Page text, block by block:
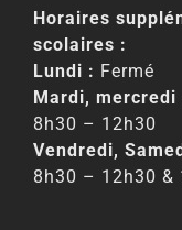
Horaires
scolaires :
Lundi : Fermé
Mardi, mercredi
8h30 – 12h30
Vendredi,
8h30 – 12h30 &